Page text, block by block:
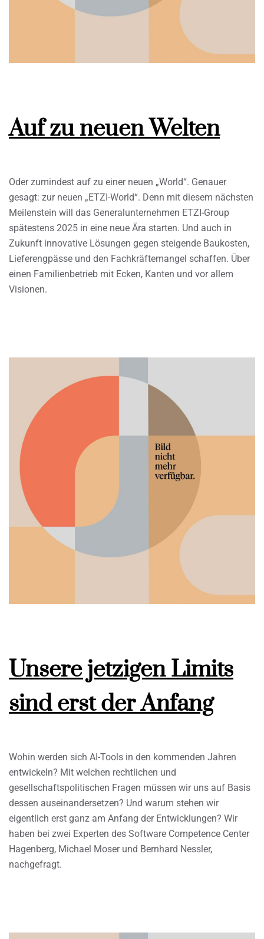
Auf zu neuen Welten
Oder zumindest auf zu einer neuen „World“. Genauer
gesagt: zur neuen „ETZI-World“. Denn mit diesem nächsten
Meilenstein will das Generalunternehmen ETZI-Group
spätestens 2025 in eine neue Ära starten. Und auch in
Zukunft innovative Lösungen gegen steigende Baukosten,
Lieferengpässe und den Fachkräftemangel schaffen. Über
einen Familienbetrieb mit Ecken, Kanten und vor allem
Visionen.
Unsere jetzigen Limits
sind erst der Anfang
Wohin werden sich AI-Tools in den kommenden Jahren
entwickeln? Mit welchen rechtlichen und
gesellschaftspolitischen Fragen müssen wir uns auf Basis
dessen auseinandersetzen? Und warum stehen wir
eigentlich erst ganz am Anfang der Entwicklungen? Wir
haben bei zwei Experten des Software Competence Center
Hagenberg, Michael Moser und Bernhard Nessler,
nachgefragt.